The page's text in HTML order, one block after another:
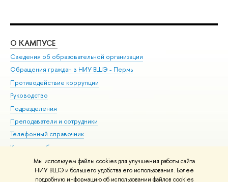
Мы используем файлы cookies для улучшения работы сайта
НИУ ВШЭ и большего удобства его использования. Более
подробную информацию об использовании файлов cookies
О КАМПУСЕ
Сведения об образовательной организации
Обращения граждан в НИУ ВШЭ - Пермь
Противодействие коррупции
Руководство
Подразделения
Преподаватели и сотрудники
Телефонный справочник
Корпуса и общежития
ВШЭ для студентов с ограниченными возможностями
здоровья и инвалидностью